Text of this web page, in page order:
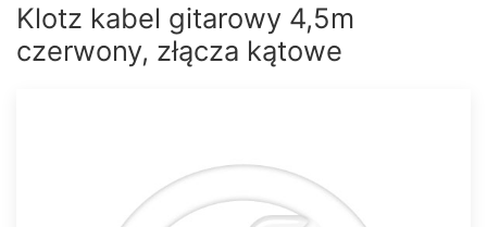
Klotz kabel gitarowy 4,5m
czerwony, złącza kątowe